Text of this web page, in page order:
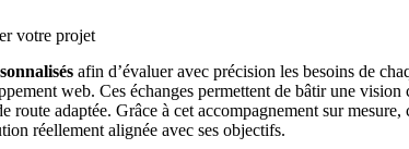
votre projet
afin d’évaluer avec précision les besoins de
web. Ces échanges permettent de bâtir une
route adaptée. Grâce à cet accompagnement sur mesure,
réellement alignée avec ses objectifs.